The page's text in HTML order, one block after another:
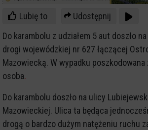
Lubię to
Udostępnij
Do karambolu z udziałem 5 aut doszło
drogi wojewódzkiej nr 627 łączącej
Mazowiecką. W wypadku poszkodowana
osoba.
Do karambolu doszło na ulicy
Mazowieckiej. Ulica ta będąca
drogą o bardzo dużym natężeniu ruchu